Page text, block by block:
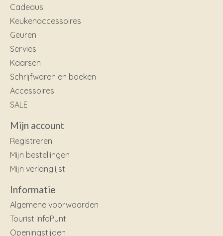
Cadeaus
Keukenaccessoires
Geuren
Servies
Kaarsen
Schrijfwaren en boeken
Accessoires
SALE
Mijn account
Registreren
Mijn bestellingen
Mijn verlanglijst
Informatie
Algemene voorwaarden
Tourist InfoPunt
Openingstijden